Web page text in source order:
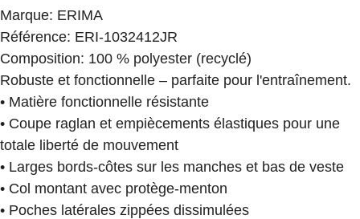
Marque: ERIMA
Référence: ERI-1032412JR
Composition: 100 % polyester (recyclé)
Robuste et fonctionnelle – parfaite pour l'entraînement.
• Matière fonctionnelle résistante
• Coupe raglan et empiècements élastiques pour une
totale liberté de mouvement
• Larges bords-côtes sur les manches et bas de veste
• Col montant avec protège-menton
• Poches latérales zippées dissimulées